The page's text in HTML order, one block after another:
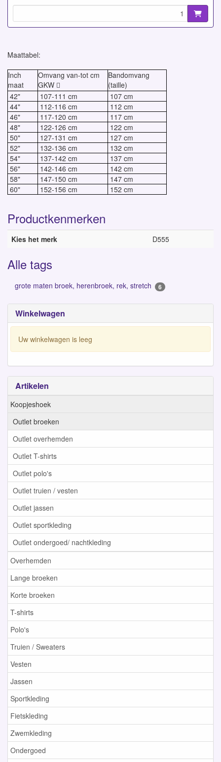
Winkelwagen
Uw winkelwagen is leeg
Artikelen
Koopjeshoek
Outlet broeken
Outlet overhemden
Outlet T-shirts
Outlet polo's
Outlet truien / vesten
Outlet jassen
Outlet sportkleding
Outlet ondergoed/ nachtkleding
Overhemden
Lange broeken
Korte broeken
T-shirts
Polo's
Truien / Sweaters
Vesten
Jassen
Sportkleding
Fietskleding
Zwemkleding
Ondergoed
Maattabel:
Inch
maat
Omvang van-tot cm
GKW 
Bandomvang
(taille)
42"
107-111 cm
107 cm
44"
112-116 cm
112 cm
46"
117-120 cm
117 cm
48"
122-126 cm
122 cm
50"
127-131 cm
127 cm
52"
132-136 cm
132 cm
54"
137-142 cm
137 cm
56"
142-146 cm
142 cm
58"
147-150 cm
147 cm
60"
152-156 cm 152 cm
Productkenmerken
Kies het merk D555
Alle tags
grote maten broek, herenbroek, rek, stretch 6